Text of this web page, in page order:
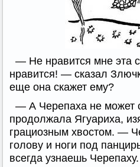
— Не нравится мне эта
нравится! — сказал
еще она скажет ему?
— А Черепаха не может
продолжала Ягуариха,
грациозным хвостом. —
голову и ноги под
всегда узнаешь Черепаху.